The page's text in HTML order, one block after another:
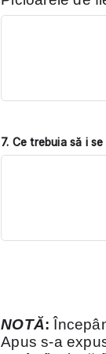
7. Ce trebuia să i
NOTĂ:
Apus s-a